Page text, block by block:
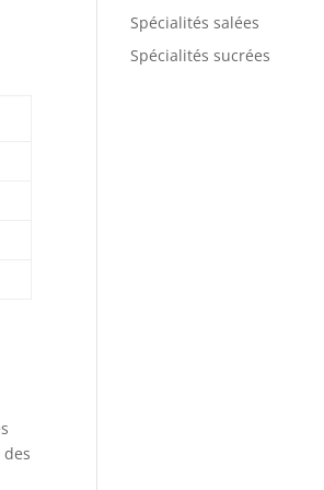
Spécialités salées
Spécialités sucrées